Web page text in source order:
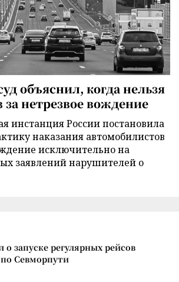
объяснил, когда нельзя
нетрезвое вождение
инстанция России постановила
наказания автомобилистов
исключительно на
заявлений нарушителей о
запуске регулярных рейсов
Севморпути